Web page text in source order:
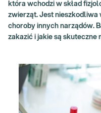
która wchodzi w skład
zwierząt. Jest nieszkodliwa
choroby innych narządów.
zakazić i jakie są skuteczne